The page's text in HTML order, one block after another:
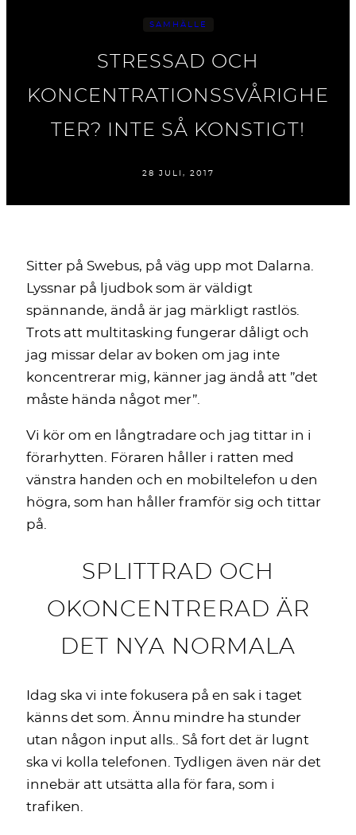
SAMHÄLLE
STRESSAD OCH
KONCENTRATIONSSVÅRIGHE
TER? INTE SÅ KONSTIGT!
28 JULI, 2017
Sitter på Swebus, på väg upp mot Dalarna.
Lyssnar på ljudbok som är väldigt
spännande, ändå är jag märkligt rastlös.
Trots att multitasking fungerar dåligt och
jag missar delar av boken om jag inte
koncentrerar mig, känner jag ändå att ”det
måste hända något mer”.
Vi kör om en långtradare och jag tittar in i
förarhytten. Föraren håller i ratten med
vänstra handen och en mobiltelefon u den
högra, som han håller framför sig och tittar
på.
SPLITTRAD OCH
OKONCENTRERAD ÄR
DET NYA NORMALA
Idag ska vi inte fokusera på en sak i taget
känns det som. Ännu mindre ha stunder
utan någon input alls.. Så fort det är lugnt
ska vi kolla telefonen. Tydligen även när det
innebär att utsätta alla för fara, som i
trafiken.